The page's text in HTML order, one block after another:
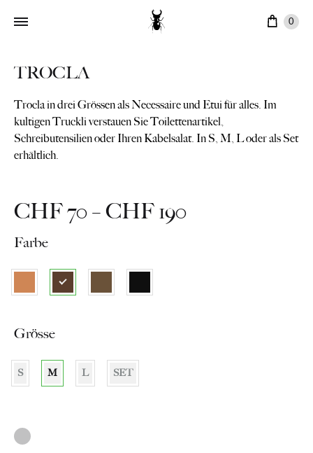
0
TROCLA
Trocla in drei Grössen als Necessaire und Etui für alles. Im
kultigen Truckli verstauen Sie Toilettenartikel,
Schreibutensilien oder Ihren Kabelsalat. In S, M, L oder als Set
erhältlich.
CHF70–CHF190Price
Farbe
Grösse
S M L SET